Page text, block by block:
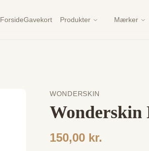
ForsideGavekort Produkter Mærker
WONDERSKIN
150,00 kr.